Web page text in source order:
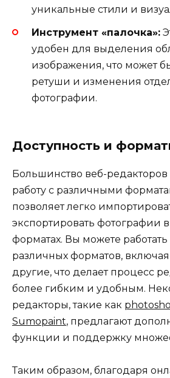
уникальные стили и
Инструмент «палочка»:
удобен для выделения
изображения, что может
ретуши и изменения
фотографии.
Доступность и
Большинство веб-
работу с различными
позволяет легко
экспортировать фотографии
форматах. Вы можете
различных форматов, включая
другие, что делает процесс
более гибким и удобным.
редакторы, такие как
Sumopaint, предлагают
функции и поддержку
Таким образом, благодаря